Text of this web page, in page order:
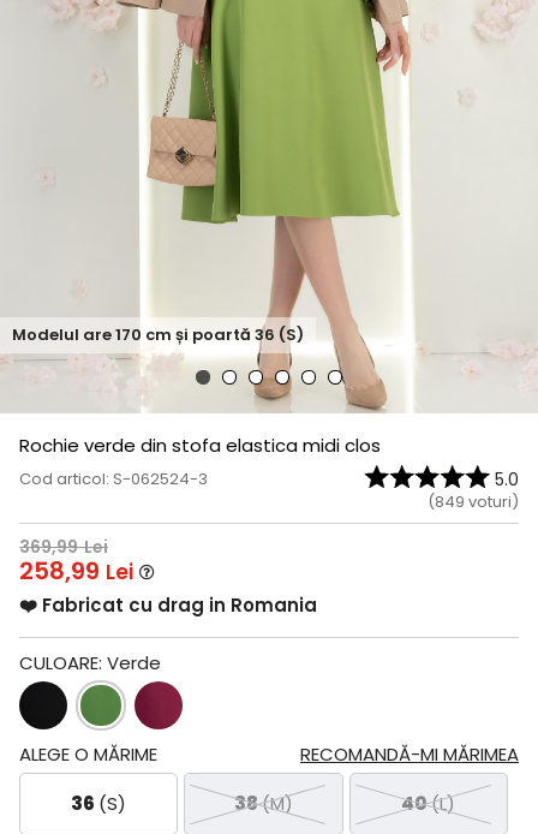
Modelul are170 cm și poartă 36 (S)
Rochie verde din stofa elastica midi clos
Cod articol: S-062524-3 5.0
(849 voturi)
369,99 Lei
258,99 Lei
❤️ Fabricat cu drag in Romania
CULOARE: Verde
RECOMANDĂ-MI MĂRIMEA
ALEGE O MĂRIME
36 (S) 38(M) 40(L)